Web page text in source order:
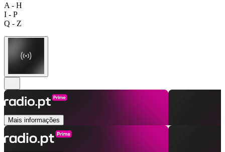
A - H
I - P
Q - Z
Mais informações